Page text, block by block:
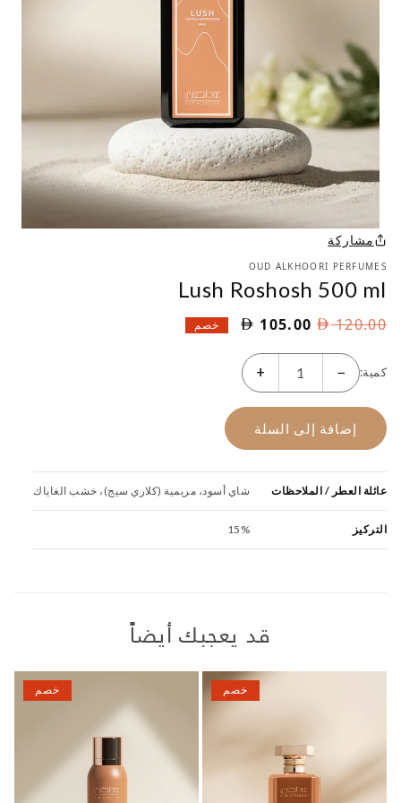
مشاركة
OUD ALKHOORI PERFUMES
Lush Roshosh 500 ml
120.00
السعر
هو:
AED
120.00.
105.00
السعر
105.00.
خصم
كمية: −
+
إضافة إلى السلة
عائلة العطر / الملاحظات شاي أسود، مريمية (كلاري سيج)، خشب الغاياك
التركيز 15%
قد يعجبك أيضاً
خصم خصم